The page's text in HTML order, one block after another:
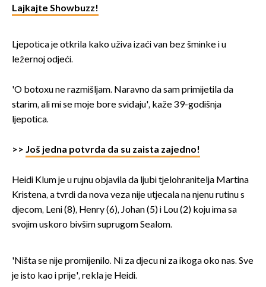
Lajkajte Showbuzz!
Ljepotica je otkrila kako uživa izaći van bez šminke i u
ležernoj odjeći.
'O botoxu ne razmišljam. Naravno da sam primijetila da
starim, ali mi se moje bore sviđaju', kaže 39-godišnja
ljepotica.
>> Još jedna potvrda da su zaista zajedno!
Heidi Klum je u rujnu objavila da ljubi tjelohranitelja Martina
Kristena, a tvrdi da nova veza nije utjecala na njenu rutinu s
djecom, Leni (8), Henry (6), Johan (5) i Lou (2) koju ima sa
svojim uskoro bivšim suprugom Sealom.
'Ništa se nije promijenilo. Ni za djecu ni za ikoga oko nas. Sve
je isto kao i prije', rekla je Heidi.